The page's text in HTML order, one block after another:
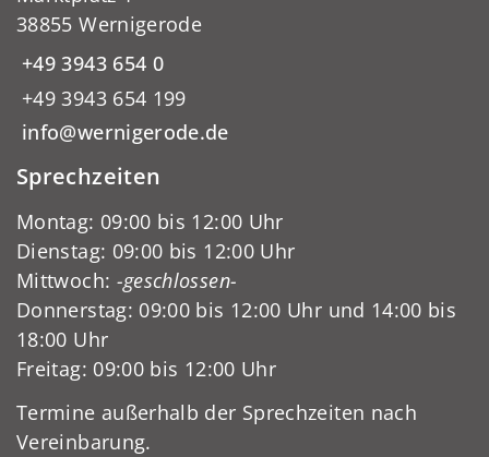
38855 Wernigerode
+49 3943 654 0
+49 3943 654 199
info@wernigerode.de
Sprechzeiten
Montag: 09:00 bis 12:00 Uhr
Dienstag: 09:00 bis 12:00 Uhr
Mittwoch: -geschlossen-
Donnerstag: 09:00 bis 12:00 Uhr und 14:00 bis
18:00 Uhr
Freitag: 09:00 bis 12:00 Uhr
Termine außerhalb der Sprechzeiten nach
Vereinbarung.